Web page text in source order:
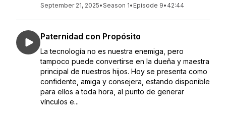
September 21, 2025•Season 1• Episode 9• 42:44
Paternidad con Propósito
La tecnología no es nuestra enemiga, pero
tampoco puede convertirse en la dueña y maestra
principal de nuestros hijos. Hoy se presenta como
confidente, amiga y consejera, estando disponible
para ellos a toda hora, al punto de generar
vínculos e...